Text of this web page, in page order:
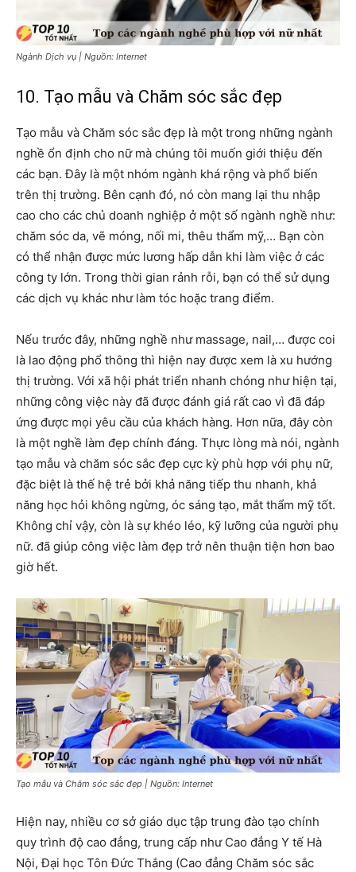
Ngành Dịch vụ | Nguồn: Internet
10. Tạo mẫu và Chăm sóc sắc đẹp
Tạo mẫu và Chăm sóc sắc đẹp là một trong những ngành
nghề ổn định cho nữ mà chúng tôi muốn giới thiệu đến
các bạn. Đây là một nhóm ngành khá rộng và phổ biến
trên thị trường. Bên cạnh đó, nó còn mang lại thu nhập
cao cho các chủ doanh nghiệp ở một số ngành nghề như:
chăm sóc da, vẽ móng, nối mi, thêu thẩm mỹ,… Bạn còn
có thể nhận được mức lương hấp dẫn khi làm việc ở các
công ty lớn. Trong thời gian rảnh rỗi, bạn có thể sử dụng
các dịch vụ khác như làm tóc hoặc trang điểm.
Nếu trước đây, những nghề như massage, nail,… được coi
là lao động phổ thông thì hiện nay được xem là xu hướng
thị trường. Với xã hội phát triển nhanh chóng như hiện tại,
những công việc này đã được đánh giá rất cao vì đã đáp
ứng được mọi yêu cầu của khách hàng. Hơn nữa, đây còn
là một nghề làm đẹp chính đáng. Thực lòng mà nói, ngành
tạo mẫu và chăm sóc sắc đẹp cực kỳ phù hợp với phụ nữ,
đặc biệt là thế hệ trẻ bởi khả năng tiếp thu nhanh, khả
năng học hỏi không ngừng, óc sáng tạo, mắt thẩm mỹ tốt.
Không chỉ vậy, còn là sự khéo léo, kỹ lưỡng của người phụ
nữ. đã giúp công việc làm đẹp trở nên thuận tiện hơn bao
giờ hết.
Tạo mẫu và Chăm sóc sắc đẹp | Nguồn: Internet
Hiện nay, nhiều cơ sở giáo dục tập trung đào tạo chính
quy trình độ cao đẳng, trung cấp như Cao đẳng Y tế Hà
Nội, Đại học Tôn Đức Thắng (Cao đẳng Chăm sóc sắc